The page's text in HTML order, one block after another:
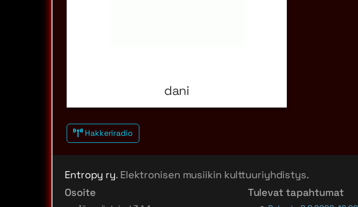
dani
Hakkeriradio
Entropy ry. Elektronisen musiikin kulttuuriyhdistys.
Osoite
Tulevat tapahtumat